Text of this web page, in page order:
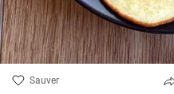
Sauver